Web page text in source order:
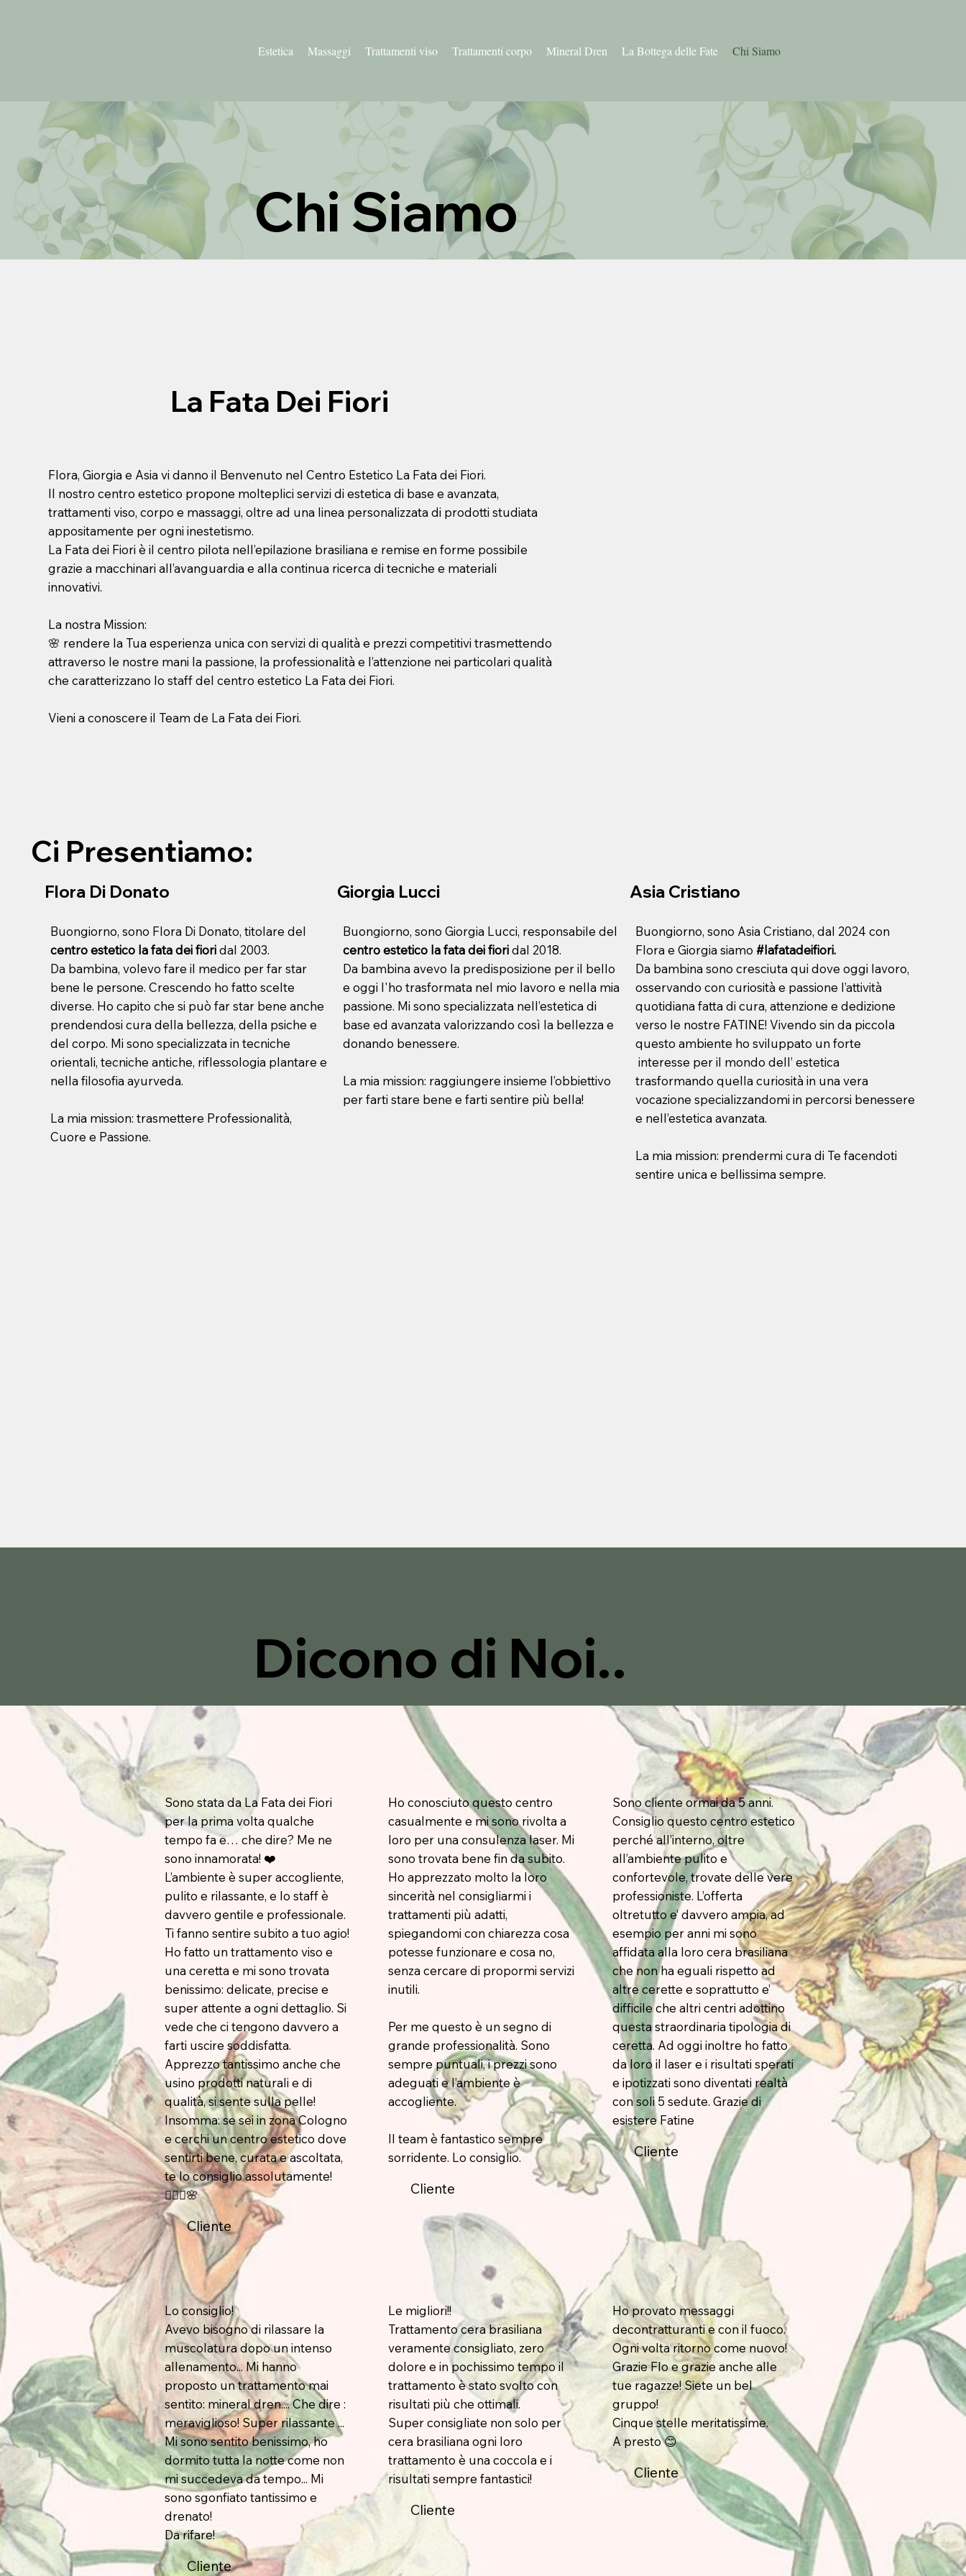
Estetica Massaggi Trattamenti viso Trattamenti corpo Mineral Dren La Bottega delle Fate Chi Siamo
Chi Siamo
La Fata Dei Fiori
Flora, Giorgia e Asia vi danno il Benvenuto nel Centro Estetico La Fata dei Fiori.
Il nostro centro estetico propone molteplici servizi di estetica di base e avanzata,
trattamenti viso, corpo e massaggi, oltre ad una linea personalizzata di prodotti studiata
appositamente per ogni inestetismo.
La Fata dei Fiori è il centro pilota nell’epilazione brasiliana e remise en forme possibile
grazie a macchinari all’avanguardia e alla continua ricerca di tecniche e materiali
innovativi.
La nostra Mission:
🌸 rendere la Tua esperienza unica con servizi di qualità e prezzi competitivi trasmettendo
attraverso le nostre mani la passione, la professionalità e l’attenzione nei particolari qualità
che caratterizzano lo staff del centro estetico La Fata dei Fiori.
Vieni a conoscere il Team de La Fata dei Fiori.
Flora Di Donato
Buongiorno, sono Flora Di Donato, titolare del
centro estetico la fata dei fioridal 2003.
Da bambina, volevo fare il medico per far star
bene le persone. Crescendo ho fatto scelte
diverse. Ho capito che si può far star bene anche
prendendosi cura della bellezza, della psiche e
del corpo. Mi sono specializzata in tecniche
orientali, tecniche antiche, riflessologia plantare e
nella filosofia ayurveda.
La mia mission: trasmettere Professionalità,
Cuore e Passione.
Giorgia Lucci
Buongiorno, sono Giorgia Lucci, responsabile del
centro estetico la fata dei fioridal 2018.
Da bambina avevo la predisposizione per il bello
e oggi l'ho trasformata nel mio lavoro e nella mia
passione. Mi sono specializzata nell’estetica di
base ed avanzata valorizzando così la bellezza e
donando benessere.
La mia mission: raggiungere insieme l’obbiettivo
per farti stare bene e farti sentire più bella!
Asia Cristiano
Buongiorno, sono Asia Cristiano, dal 2024 con
Flora e Giorgia siamo #lafatadeifiori.
Da bambina sono cresciuta qui dove oggi lavoro,
osservando con curiosità e passione l’attività
quotidiana fatta di cura, attenzione e dedizione
verso le nostre FATINE! Vivendo sin da piccola
questo ambiente ho sviluppato un forte
interesse per il mondo dell’ estetica
trasformando quella curiosità in una vera
vocazione specializzandomi in percorsi benessere
e nell’estetica avanzata.
La mia mission: prendermi cura di Te facendoti
sentire unica e bellissima sempre.
Ci Presentiamo:
Dicono di Noi..
Sono stata da La Fata dei Fiori
per la prima volta qualche
tempo fa e… che dire? Me ne
sono innamorata! ❤️
L’ambiente è super accogliente,
pulito e rilassante, e lo staff è
davvero gentile e professionale.
Ti fanno sentire subito a tuo agio!
Ho fatto un trattamento viso e
una ceretta e mi sono trovata
benissimo: delicate, precise e
super attente a ogni dettaglio. Si
vede che ci tengono davvero a
farti uscire soddisfatta.
Apprezzo tantissimo anche che
usino prodotti naturali e di
qualità, si sente sulla pelle!
Insomma: se sei in zona Cologno
e cerchi un centro estetico dove
sentirti bene, curata e ascoltata,
te lo consiglio assolutamente!
💆🏻‍♀️🌸
Cliente
Ho conosciuto questo centro
casualmente e mi sono rivolta a
loro per una consulenza laser. Mi
sono trovata bene fin da subito.
Ho apprezzato molto la loro
sincerità nel consigliarmi i
trattamenti più adatti,
spiegandomi con chiarezza cosa
potesse funzionare e cosa no,
senza cercare di propormi servizi
inutili.
Per me questo è un segno di
grande professionalità. Sono
sempre puntuali, i prezzi sono
adeguati e l’ambiente è
accogliente.
Il team è fantastico sempre
sorridente. Lo consiglio.
Cliente
Sono cliente ormai da 5 anni.
Consiglio questo centro estetico
perché all’interno, oltre
all’ambiente pulito e
confortevole, trovate delle vere
professioniste. L’offerta
oltretutto e’ davvero ampia, ad
esempio per anni mi sono
affidata alla loro cera brasiliana
che non ha eguali rispetto ad
altre cerette e soprattutto e’
difficile che altri centri adottino
questa straordinaria tipologia di
ceretta. Ad oggi inoltre ho fatto
da loro il laser e i risultati sperati
e ipotizzati sono diventati realtà
con soli 5 sedute. Grazie di
esistere Fatine
Cliente
Lo consiglio!
Avevo bisogno di rilassare la
muscolatura dopo un intenso
allenamento... Mi hanno
proposto un trattamento mai
sentito: mineral dren.... Che dire :
meraviglioso! Super rilassante ...
Mi sono sentito benissimo, ho
dormito tutta la notte come non
mi succedeva da tempo... Mi
sono sgonfiato tantissimo e
drenato!
Da rifare!
Cliente
Le migliori!!
Trattamento cera brasiliana
veramente consigliato, zero
dolore e in pochissimo tempo il
trattamento è stato svolto con
risultati più che ottimali.
Super consigliate non solo per
cera brasiliana ogni loro
trattamento è una coccola e i
risultati sempre fantastici!
Cliente
Ho provato messaggi
decontratturanti e con il fuoco.
Ogni volta ritorno come nuovo!
Grazie Flo e grazie anche alle
tue ragazze! Siete un bel
gruppo!
Cinque stelle meritatissime.
A presto 😊
Cliente